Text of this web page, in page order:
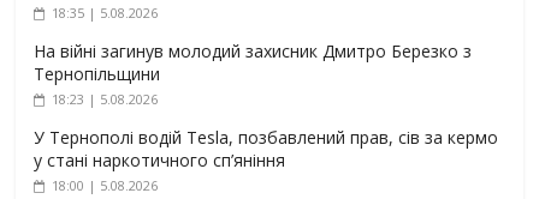
18:35 | 5.08.2026
На війні загинув молодий захисник Дмитро Березко з
Тернопільщини
18:23 | 5.08.2026
У Тернополі водій Tesla, позбавлений прав, сів за кермо
у стані наркотичного сп’яніння
18:00 | 5.08.2026